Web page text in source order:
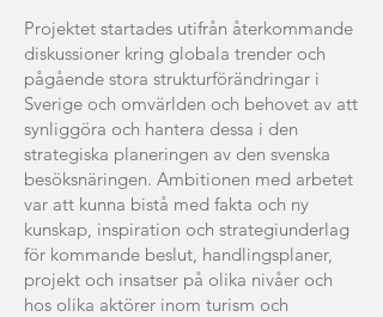
Projektet startades utifrån återkommande
diskussioner kring globala trender och
pågående stora strukturförändringar i
Sverige och omvärlden och behovet av att
synliggöra och hantera dessa i den
strategiska planeringen av den svenska
besöksnäringen. Ambitionen med arbetet
var att kunna bistå med fakta och ny
kunskap, inspiration och strategiunderlag
för kommande beslut, handlingsplaner,
projekt och insatser på olika nivåer och
hos olika aktörer inom turism och